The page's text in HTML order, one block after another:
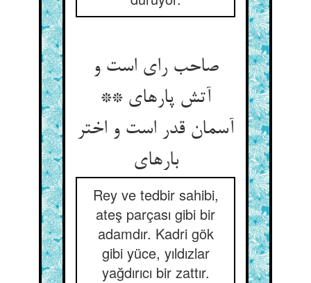
صاحب رای است و
آتش پاره‏ای **
آسمان قدر است و اختر
باره‏ای‏
Rey ve tedbir sahibi,
ateş parçası gibi bir
adamdır. Kadri gök
gibi yüce, yıldızlar
yağdırıcı bir zattır.